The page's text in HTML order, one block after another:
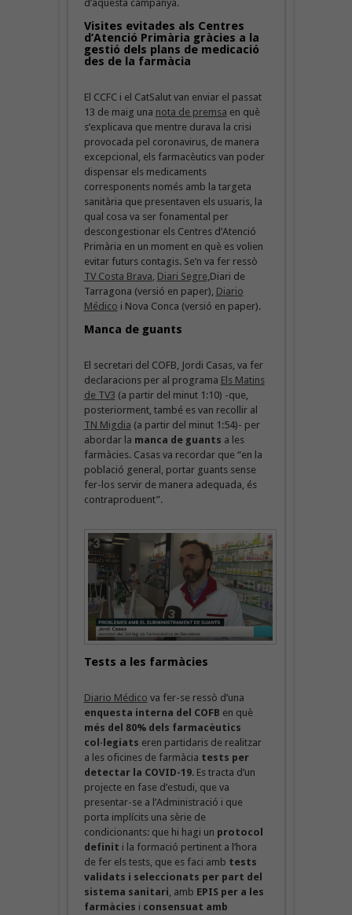
d’aquesta campanya.
Visites evitades als Centres
d’Atenció Primària gràcies a la
gestió dels plans de medicació
des de la farmàcia
El CCFC i el CatSalut van enviar el passat
13 de maig una nota de premsa en què
s’explicava que mentre durava la crisi
provocada pel coronavirus, de manera
excepcional, els farmacèutics van poder
dispensar els medicaments
corresponents només amb la targeta
sanitària que presentaven els usuaris, la
qual cosa va ser fonamental per
descongestionar els Centres d’Atenció
Primària en un moment en què es volien
evitar futurs contagis. Se’n va fer ressò
TV Costa Brava, Diari Segre,Diari de
Tarragona (versió en paper), Diario
Médico i Nova Conca (versió en paper).
Manca de guants
El secretari del COFB, Jordi Casas, va fer
declaracions per al programa Els Matins
de TV3 (a partir del minut 1:10) -que,
posteriorment, també es van recollir al
TN Migdia (a partir del minut 1:54)- per
abordar la manca de guants a les
farmàcies. Casas va recordar que “en la
població general, portar guants sense
fer-los servir de manera adequada, és
contraproduent”.
Tests a les farmàcies
Diario Médico va fer-se ressò d’una
enquesta interna del COFB en què
més del 80% dels farmacèutics
col·legiats eren partidaris de realitzar
a les oficines de farmàcia tests per
detectar la COVID-19. Es tracta d’un
projecte en fase d’estudi, que va
presentar-se a l’Administració i que
porta implícits una sèrie de
condicionants: que hi hagi un protocol
definit i la formació pertinent a l’hora
de fer els tests, que es faci amb tests
validats i seleccionats per part del
sistema sanitari, amb EPIS per a les
farmàcies i consensuat amb